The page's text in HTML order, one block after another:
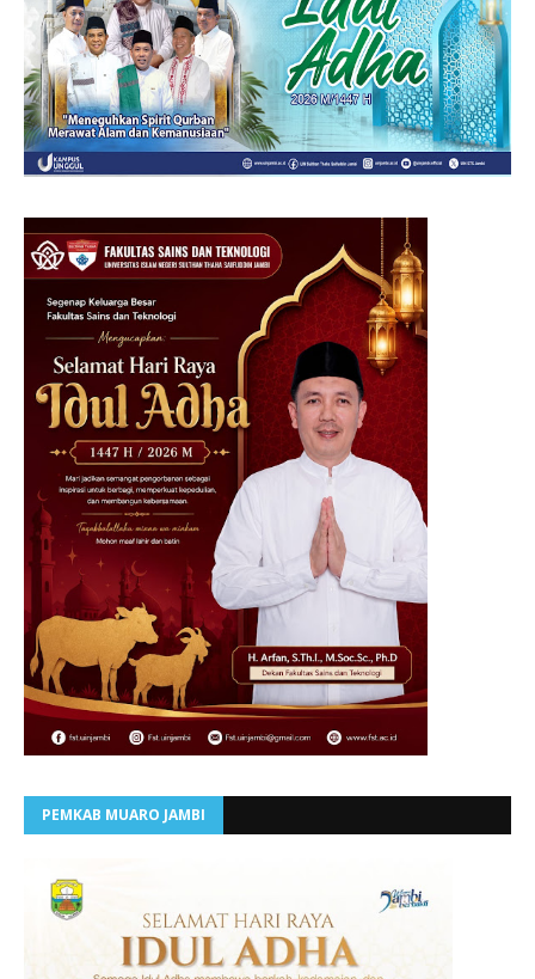
PEMKAB MUARO JAMBI